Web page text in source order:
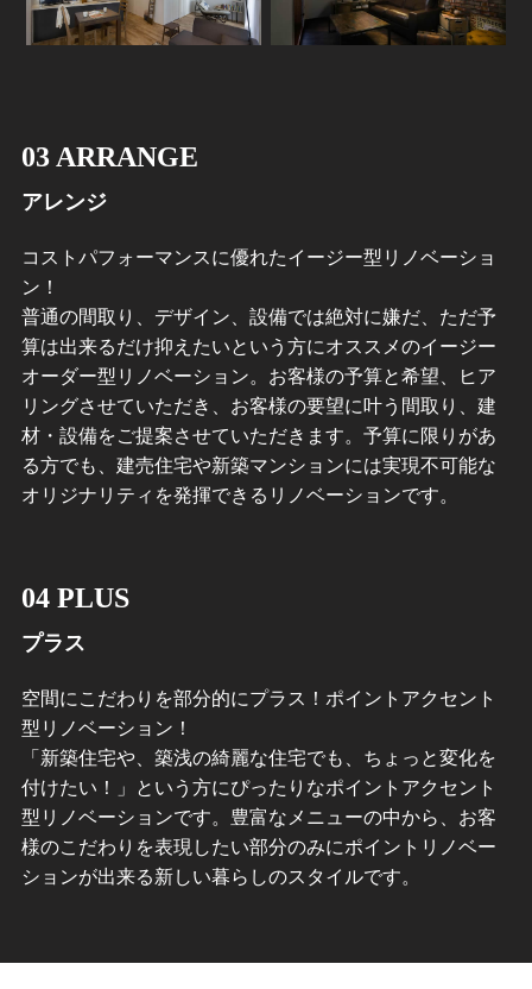
03 ARRANGE
アレンジ
コストパフォーマンスに優れたイージー型リノベーショ
ン！
普通の間取り、デザイン、設備では絶対に嫌だ、ただ予
算は出来るだけ抑えたいという方にオススメのイージー
オーダー型リノベーション。お客様の予算と希望、ヒア
リングさせていただき、お客様の要望に叶う間取り、建
材・設備をご提案させていただきます。予算に限りがあ
る方でも、建売住宅や新築マンションには実現不可能な
オリジナリティを発揮できるリノベーションです。
04 PLUS
プラス
空間にこだわりを部分的にプラス！ポイントアクセント
型リノベーション！
「新築住宅や、築浅の綺麗な住宅でも、ちょっと変化を
付けたい！」という方にぴったりなポイントアクセント
型リノベーションです。豊富なメニューの中から、お客
様のこだわりを表現したい部分のみにポイントリノベー
ションが出来る新しい暮らしのスタイルです。